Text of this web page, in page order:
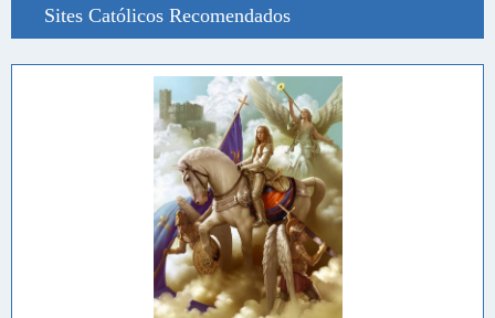
Sites Católicos Recomendados